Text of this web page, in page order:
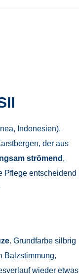
Indonesien).
der aus
strömend ,
Pflege entscheidend
. Grundfarbe silbrig
Balzstimmung,
wieder etwas